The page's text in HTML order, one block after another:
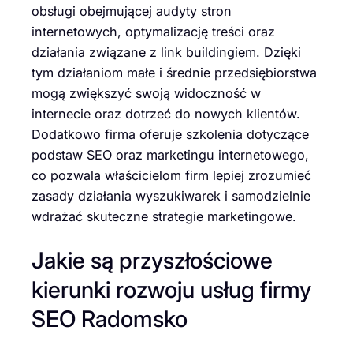
obsługi obejmującej audyty stron
internetowych, optymalizację treści oraz
działania związane z link buildingiem. Dzięki
tym działaniom małe i średnie przedsiębiorstwa
mogą zwiększyć swoją widoczność w
internecie oraz dotrzeć do nowych klientów.
Dodatkowo firma oferuje szkolenia dotyczące
podstaw SEO oraz marketingu internetowego,
co pozwala właścicielom firm lepiej zrozumieć
zasady działania wyszukiwarek i samodzielnie
wdrażać skuteczne strategie marketingowe.
Jakie są przyszłościowe
kierunki rozwoju usług firmy
SEO Radomsko